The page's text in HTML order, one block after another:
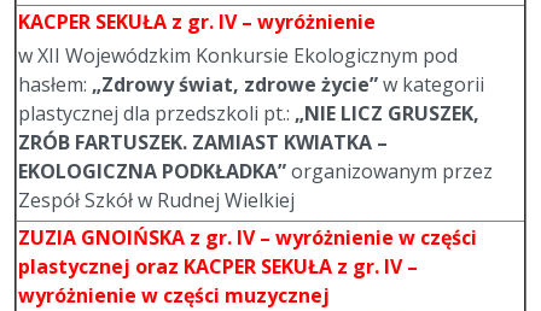
KACPER SEKUŁA z gr. IV – wyróżnienie
w XII Wojewódzkim Konkursie Ekologicznym pod
hasłem: „Zdrowy świat, zdrowe życie”w kategorii
plastycznej dla przedszkoli pt.: „NIE LICZ GRUSZEK,
ZRÓB FARTUSZEK. ZAMIAST KWIATKA –
EKOLOGICZNA PODKŁADKA”organizowanym przez
Zespół Szkół w Rudnej Wielkiej
ZUZIA GNOIŃSKA z gr. IV – wyróżnienie w części
plastycznej oraz KACPER SEKUŁA z gr. IV –
wyróżnienie w części muzycznej